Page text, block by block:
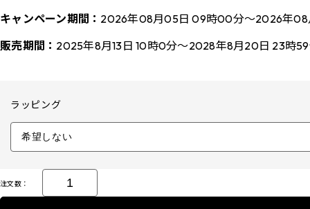
キャンペーン期間： 2026年08月05日 09時00分～2026年08
販売期間： 2025年8月13日 10時0分～2028年8月20日 23時
ラッピング
注文数：